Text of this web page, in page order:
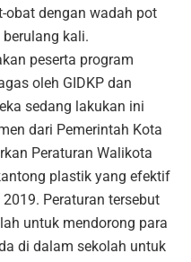
obat dengan wadah pot
kali.
peserta program
oleh GIDKP dan
sedang lakukan ini
dari Pemerintah Kota
Peraturan Walikota
plastik yang efektif
Peraturan tersebut
untuk mendorong para
di dalam sekolah untuk